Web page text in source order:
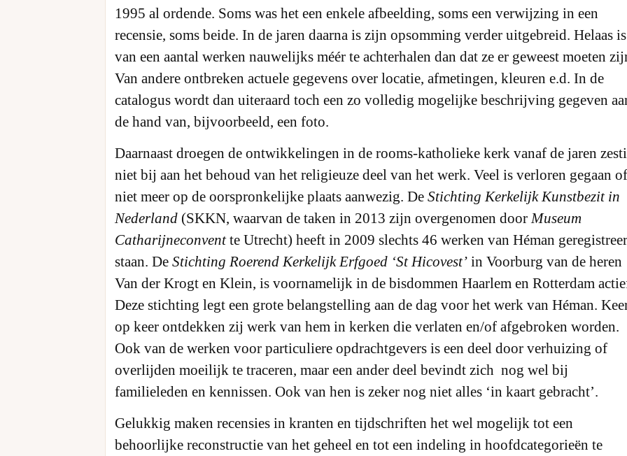
1995 al ordende. Soms was het een enkele afbeelding, soms een verwijzing in een
recensie, soms beide. In de jaren daarna is zijn opsomming verder uitgebreid. Helaas is
van een aantal werken nauwelijks méér te achterhalen dan dat ze er geweest moeten
Van andere ontbreken actuele gegevens over locatie, afmetingen, kleuren e.d. In de
catalogus wordt dan uiteraard toch een zo volledig mogelijke beschrijving gegeven
de hand van, bijvoorbeeld, een foto.
Daarnaast droegen de ontwikkelingen in de rooms-katholieke kerk vanaf de jaren
niet bij aan het behoud van het religieuze deel van het werk. Veel is verloren gegaan of
niet meer op de oorspronkelijke plaats aanwezig. De Stichting Kerkelijk Kunstbezit in
Nederland(SKKN, waarvan de taken in 2013 zijn overgenomen door Museum
Catharijneconventte Utrecht) heeft in 2009 slechts 46 werken van Héman
staan. De Stichting Roerend Kerkelijk Erfgoed ‘St Hicovest’in Voorburg van de heren
Van der Krogt en Klein, is voornamelijk in de bisdommen Haarlem en Rotterdam
Deze stichting legt een grote belangstelling aan de dag voor het werk van Héman.
op keer ontdekken zij werk van hem in kerken die verlaten en/of afgebroken worden.
Ook van de werken voor particuliere opdrachtgevers is een deel door verhuizing of
overlijden moeilijk te traceren, maar een ander deel bevindt zich nog wel bij
familieleden en kennissen. Ook van hen is zeker nog niet alles ‘in kaart gebracht’.
Gelukkig maken recensies in kranten en tijdschriften het wel mogelijk tot een
behoorlijke reconstructie van het geheel en tot een indeling in hoofdcategorieën te